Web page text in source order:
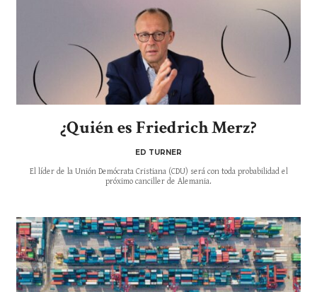
¿Quién es Friedrich Merz?
ED TURNER
El líder de la Unión Demócrata Cristiana (CDU) será con toda probabilidad el
próximo canciller de Alemania.